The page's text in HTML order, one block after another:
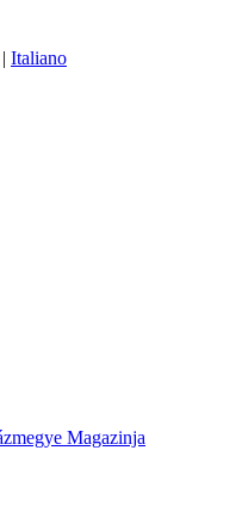
| Italiano
Magazinja